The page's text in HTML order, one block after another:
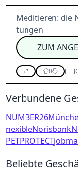
Meditieren: die
tungen
ZUM
0 [+]
Verbundene
NUMBER26
nexibleNorisbank
PETPROTECT
Beliebte